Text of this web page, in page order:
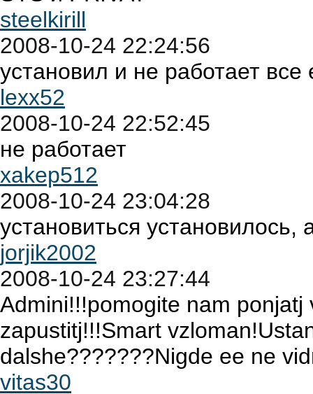
steelkirill
2008-10-24 22:24:56
установил и не работает
lexx52
2008-10-24 22:52:45
не работает
xakep512
2008-10-24 23:04:28
установиться
jorjik2002
2008-10-24 23:27:44
Admini!!!pomogite nam
zapustitj!!!Smart
dalshe???????Nigde ee ne
vitas30